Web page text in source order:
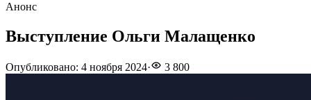
Анонс
Выступление Ольги Малащенко
Опубликовано: 4 ноября 2024· 3 800